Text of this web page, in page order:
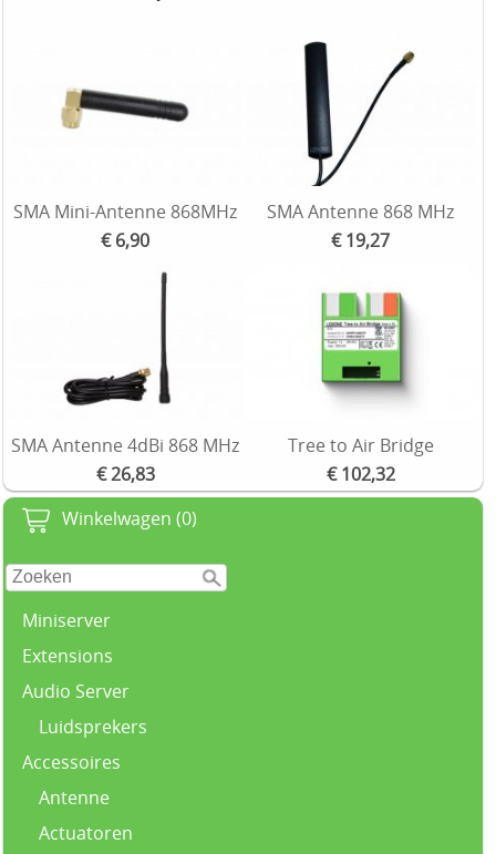
Winkelwagen (0)
Miniserver
Extensions
Audio Server
Luidsprekers
Accessoires
Antenne
Actuatoren
SMA Mini-Antenne 868MHz
€ 6,90
SMA Antenne 868 MHz
€ 19,27
SMA Antenne 4dBi 868 MHz
€ 26,83
Tree to Air Bridge
€ 102,32